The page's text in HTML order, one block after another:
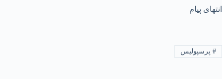
انتهای پیام
#پرسپولیس